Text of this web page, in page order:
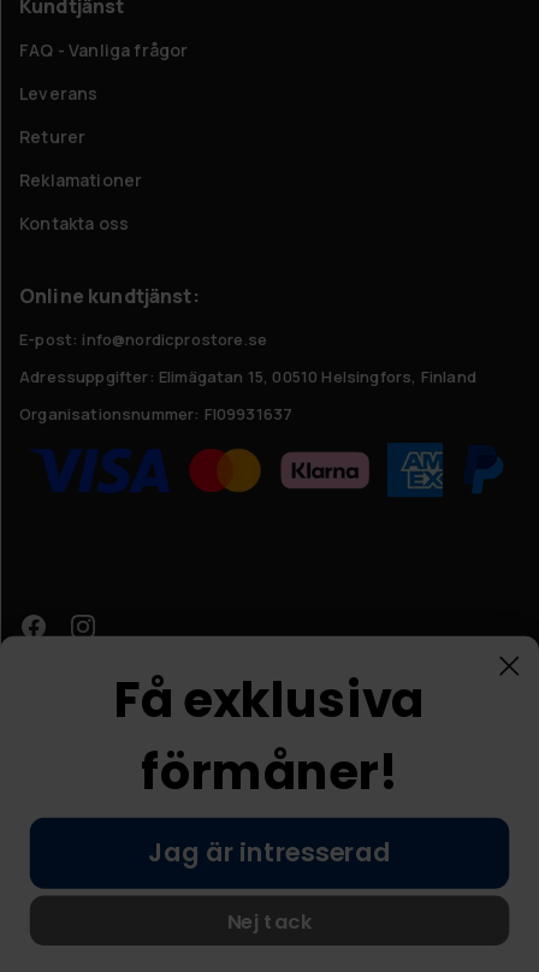
Kundtjänst
FAQ - Vanliga frågor
Leverans
Returer
Reklamationer
Kontakta oss
Online kundtjänst:
E-post: info@nordicprostore.se
Adressuppgifter: Elimägatan 15, 00510 Helsingfors, Finland
Organisationsnummer: FI09931637
© Nordic Prostore 2026
Allmänna villkor
Få exklusiva
förmåner!
Jag är intresserad
Nej tack